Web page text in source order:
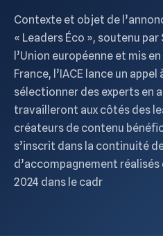
Contexte et objet de
« Leaders Éco », soutenu
l’Union européenne et mis
France, l’IACE lance un
sélectionner des experts en
travailleront aux côtés des
créateurs de contenu
s’inscrit dans la continuité
d’accompagnement
2024 dans le cadr